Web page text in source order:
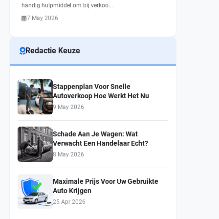
handig hulpmiddel om bij verkoo...
7 May 2026
Redactie Keuze
Stappenplan Voor Snelle
Autoverkoop Hoe Werkt Het Nu
9 May 2026
Schade Aan Je Wagen: Wat
Verwacht Een Handelaar Echt?
8 May 2026
Maximale Prijs Voor Uw Gebruikte
Auto Krijgen
25 Apr 2026